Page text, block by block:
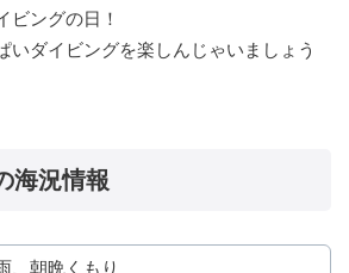
ビングの日！
いダイビングを楽しんじゃいましょう
海況情報
、朝晩くもり